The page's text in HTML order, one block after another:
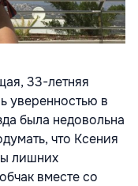
33-летняя
уверенностью в
была недовольна
что Ксения
лишних
вместе со